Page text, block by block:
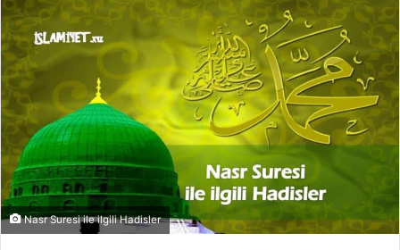
Nasr Suresi ile ilgili Hadisler